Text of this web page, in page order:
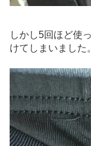
しかし5回ほど使
けてしまいました。